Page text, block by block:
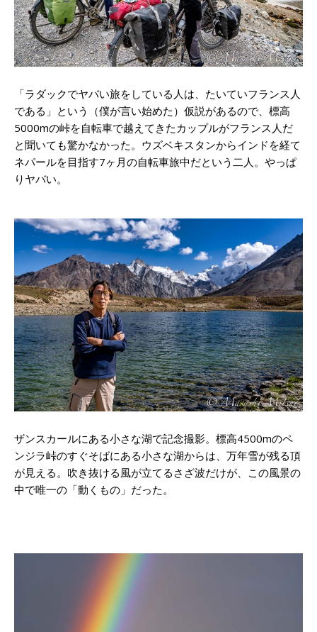
「ラダックでヤバい旅をしている人は、たいていフランス人
である」という（僕が言い始めた）仮説があるので、標高
5000mの峠を自転車で越えてきたカップルがフランス人だ
と聞いても驚かなかった。ウズベキスタンからインドを経て
ネパールを目指す7ヶ月の自転車旅中だという二人。やっぱ
りヤバい。
ザンスカールにある小さな湖で記念撮影。標高4500mのペ
ンジラ峠のすぐそばにある小さな湖からは、万年雪が残る頂
が見える。吹き抜ける風が立てるさざ波だけが、この風景の
中で唯一の「動くもの」だった。